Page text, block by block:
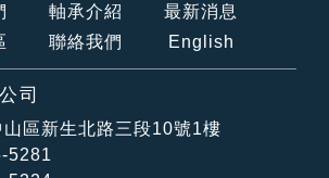
軸承介紹
最新消息
聯絡我們 English
司
區新生北路三段10號1樓
5281